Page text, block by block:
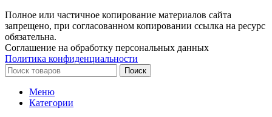
Полное или частичное копирование материалов сайта
запрещено, при согласованном копировании ссылка на ресурс
обязательна.
Соглашение на обработку персональных данных
Политика конфиденциальности
Поиск
Меню
Категории